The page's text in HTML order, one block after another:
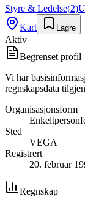
Styre & Ledelse(2)
Kart
Lagre
Aktiv
Begrenset profil
Vi har
regnskapsdata
Organisasjonsform
Sted
VEGA
Registrert
20. februar
Regnskap